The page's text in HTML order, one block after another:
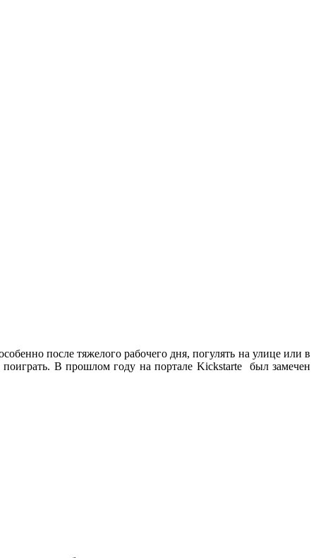
после тяжелого рабочего дня, погулять на улице или в
В прошлом году на портале Kickstarte был замечен